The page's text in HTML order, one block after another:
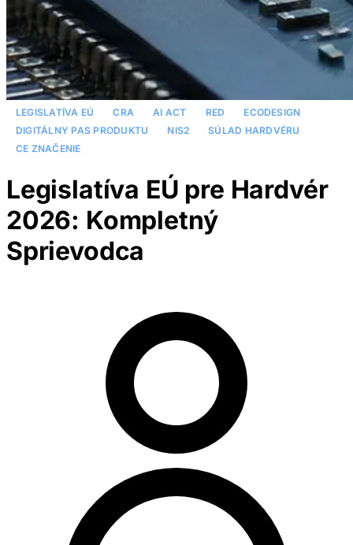
LEGISLATÍVA EÚ CRA AI ACT RED
ECODESIGN
DIGITÁLNY PAS PRODUKTU
NIS2
SÚLAD HARDVÉRU
CE ZNAČENIE
Legislatíva EÚ pre Hardvér
2026: Kompletný
Sprievodca